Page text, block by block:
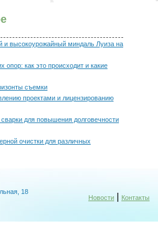
и высокоурожайный миндаль Луиза на
опор: как это происходит и какие
съемки
проектами и лицензированию
для повышения долговечности
очистки для различных
18
Новости Контакты